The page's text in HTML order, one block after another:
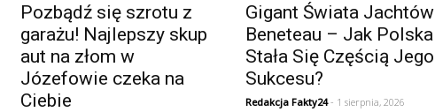
Pozbądź się szrotu z
garażu! Najlepszy skup
aut na złom w
Józefowie czeka na
Ciebie
Gigant Świata Jachtów
Beneteau – Jak Polska
Stała Się Częścią Jego
Sukcesu?
Redakcja Fakty24- 1 sierpnia, 2026